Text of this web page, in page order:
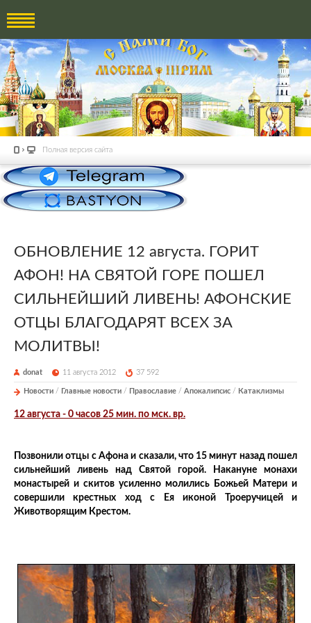
Полная версия сайта
ОБНОВЛЕНИЕ 12 августа. ГОРИТ
АФОН! НА СВЯТОЙ ГОРЕ ПОШЕЛ
СИЛЬНЕЙШИЙ ЛИВЕНЬ! АФОНСКИЕ
ОТЦЫ БЛАГОДАРЯТ ВСЕХ ЗА
МОЛИТВЫ!
donat 11 августа 2012 37 592
Новости / Главные новости / Православие / Апокалипсис / Катаклизмы
12 августа - 0 часов 25 мин. по мск. вр.
Позвонили отцы с Афона и сказали, что 15 минут назад пошел
сильнейший ливень над Святой горой. Накануне монахи
монастырей и скитов усиленно молились Божьей Матери и
совершили крестных ход с Ея иконой Троеручицей и
Животворящим Крестом.